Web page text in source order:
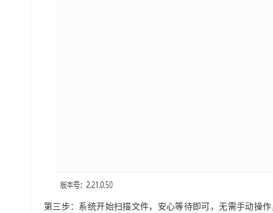
第三步：系统开始扫描文件，安心等待即可，无需手动操